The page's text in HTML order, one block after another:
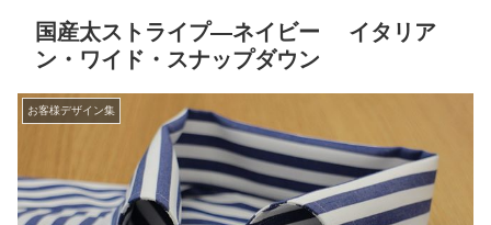
国産太ストライプ―ネイビー イタリア
ン・ワイド・スナップダウン
お客様デザイン集